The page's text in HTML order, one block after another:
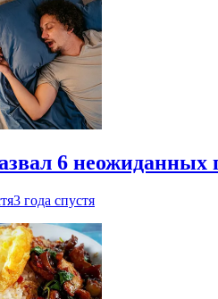
6 неожиданных
3 года спустя